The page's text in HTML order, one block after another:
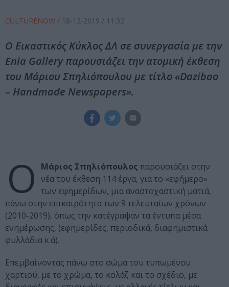
CULTURENOW / 18-12-2019 / 11:32
Ο Εικαστικός Κύκλος ΔΛ σε συνεργασία με την
Enia Gallery παρουσιάζει την ατομική έκθεση
του Μάριου Σπηλιόπουλου με τίτλο «Dazibao
– Handmade Newspapers».
Ο Μάριος Σπηλιόπουλος παρουσιάζει στην
νέα του έκθεση 114 έργα, για το «εφήμερο»
των εφημερίδων, μια αναστοχαστική ματιά,
πάνω στην επικαιρότητα των 9 τελευταίων χρόνων
(2010-2019), όπως την κατέγραψαν τα έντυπα μέσα
ενημέρωσης, (εφημερίδες, περιοδικά, διαφημιστικά
φυλλάδια κ.ά).
Επεμβαίνοντας πάνω στο σώμα του τυπωμένου
χαρτιού, με το χρώμα, το κολάζ και το σχέδιο, με